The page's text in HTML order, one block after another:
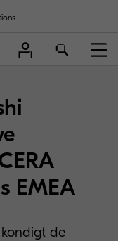
EMEA
kondigt de